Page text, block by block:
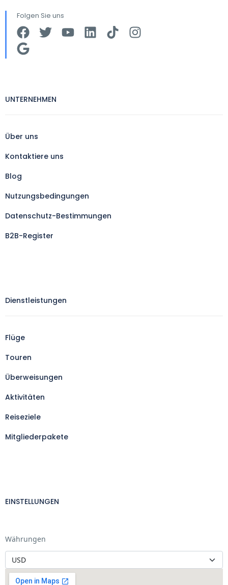
Folgen Sie uns
UNTERNEHMEN
Über uns
Kontaktiere uns
Blog
Nutzungsbedingungen
Datenschutz-Bestimmungen
B2B-Register
Dienstleistungen
Flüge
Touren
Überweisungen
Aktivitäten
Reiseziele
Mitgliederpakete
EINSTELLUNGEN
Währungen